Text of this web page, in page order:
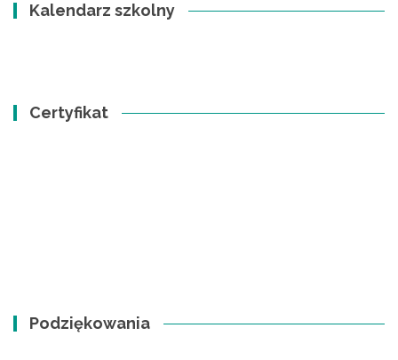
Kalendarz szkolny
Certyfikat
Podziękowania